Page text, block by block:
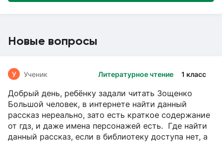
Новые вопросы
Литературное чтение 1 класс
У Ученик
Добрый день, ребёнку задали читать Зощенко
Большой человек, в интернете найти данный
рассказ нереально, зато есть краткое содержание
от гдз, и даже имена персонажей есть. Где найти
данный рассказ, если в библиотеку доступа нет, а